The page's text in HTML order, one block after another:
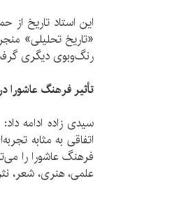
این استاد تاریخ از
«تاریخ تحلیلی»
رنگ‌وبوی دیگری
تأثیر فرهنگ عاشورا
سیدی زاده ادامه
اتفاقی به مثابه‌
فرهنگ عاشورا را
علمی، هنری، شعر،